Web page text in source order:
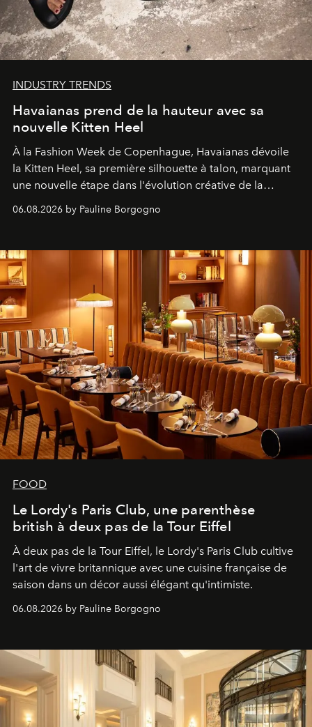
INDUSTRY TRENDS
Havaianas prend de la hauteur avec sa
nouvelle Kitten Heel
À la Fashion Week de Copenhague, Havaianas dévoile
la Kitten Heel, sa première silhouette à talon, marquant
une nouvelle étape dans l'évolution créative de la
06.08.2026 by Pauline Borgogno
FOOD
Le Lordy's Paris Club, une parenthèse
british à deux pas de la Tour Eiffel
À deux pas de la Tour Eiffel, le Lordy's Paris Club cultive
l'art de vivre britannique avec une cuisine française de
saison dans un décor aussi élégant qu'intimiste.
06.08.2026 by Pauline Borgogno